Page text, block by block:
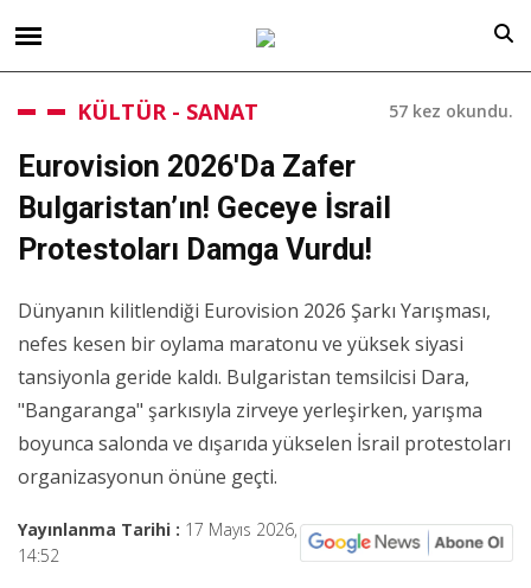
KÜLTÜR - SANAT 57 kez okundu.
Eurovision 2026'da Zafer
Bulgaristan’ın! Geceye İsrail
Protestoları Damga Vurdu!
Dünyanın kilitlendiği Eurovision 2026 Şarkı Yarışması,
nefes kesen bir oylama maratonu ve yüksek siyasi
tansiyonla geride kaldı. Bulgaristan temsilcisi Dara,
"Bangaranga" şarkısıyla zirveye yerleşirken, yarışma
boyunca salonda ve dışarıda yükselen İsrail protestoları
organizasyonun önüne geçti.
Yayınlanma Tarihi : 17 Mayıs 2026,
14:52